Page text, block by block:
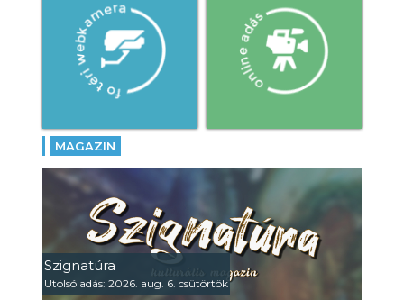
MAGAZIN
Szignatúra
Utolsó adás: 2026. aug. 6. csütörtök